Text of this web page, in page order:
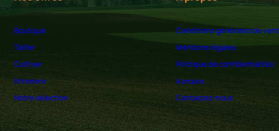
Boutique
Tailler
Cultiver
Entretenir
Notre sélection
Conditions générales de
Mentions légales
Politique de confidentialités
A propos
Contactez-nous